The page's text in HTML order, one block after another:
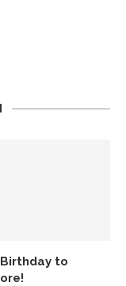
to